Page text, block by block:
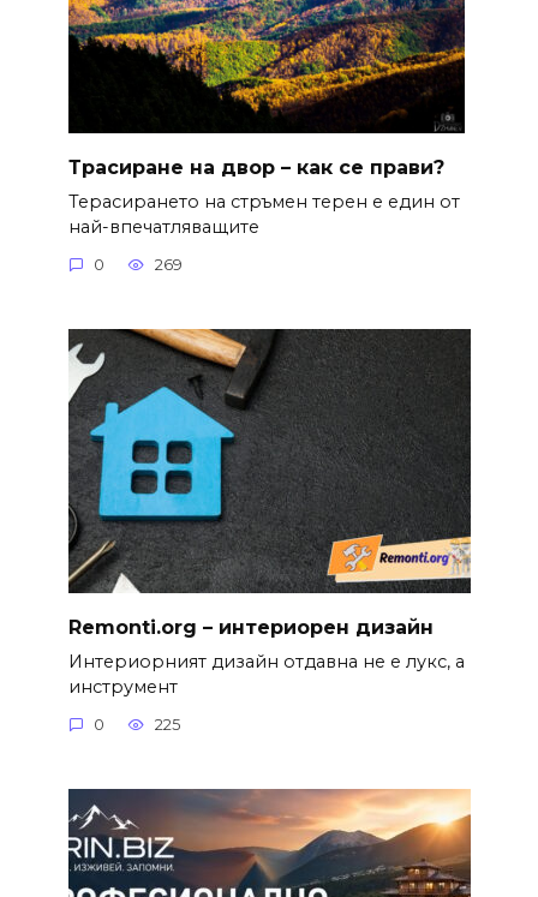
Трасиране на двор – как се прави?
Терасирането на стръмен терен е един от
най-впечатляващите
0 269
Remonti.org – интериорен дизайн
Интериорният дизайн отдавна не е лукс, а
инструмент
0 225